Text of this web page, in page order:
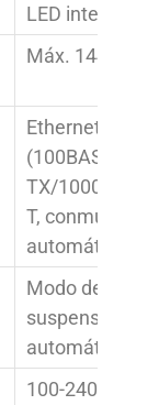
LED integrada
Máx. 1440 ppp
Ethernet
(100BASE-
TX/1000BASE-
T, conmutación
automática)
Modo de
suspensión
automática
100-240 V CA